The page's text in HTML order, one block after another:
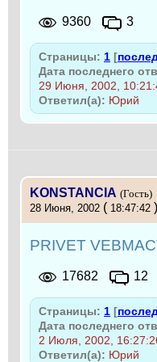
9360 3
Страницы: 1 [
Дата последнего
29 Июня, 2002,
Ответил(а): Юрий
KONSTANCIA (Гость)
28 Июня, 2002 ( 18:47:42 )
PRIVET
17682 12
Страницы: 1 [
Дата последнего
2 Июля, 2002,
Ответил(а): Юрий